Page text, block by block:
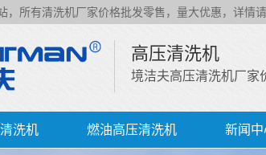
，所有清洗机厂家价格批发零售，量大优惠，详情请
高压清洗机
境洁夫高压清洗机厂家
洗机 燃油高压清洗机 新闻中